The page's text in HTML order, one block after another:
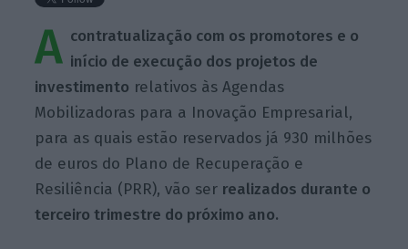
A contratualização com os promotores e o
início de execução dos projetos de
investimento relativos às Agendas
Mobilizadoras para a Inovação Empresarial,
para as quais estão reservados já 930 milhões
de euros do Plano de Recuperação e
Resiliência (PRR), vão ser realizados durante o
terceiro trimestre do próximo ano.